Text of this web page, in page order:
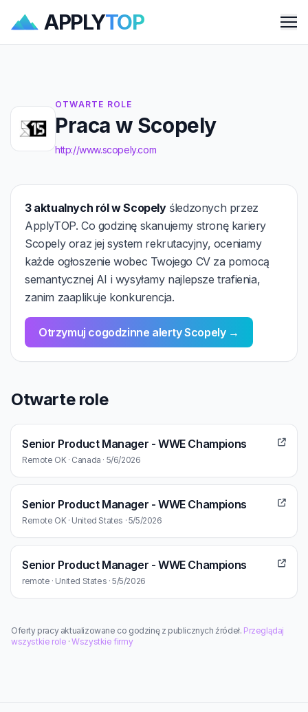
APPLYTOP
OTWARTE ROLE
Praca w Scopely
http://www.scopely.com
3 aktualnych ról w Scopelyśledzonych przez
ApplyTOP. Co godzinę skanujemy stronę kariery
Scopely oraz jej system rekrutacyjny, oceniamy
każde ogłoszenie wobec Twojego CV za pomocą
semantycznej AI i wysyłamy najlepsze trafienia,
zanim zaaplikuje konkurencja.
Otrzymuj cogodzinne alerty Scopely →
Otwarte role
Senior Product Manager - WWE Champions
Remote OK · Canada · 5/6/2026
Senior Product Manager - WWE Champions
Remote OK · United States · 5/5/2026
Senior Product Manager - WWE Champions
remote · United States · 5/5/2026
Oferty pracy aktualizowane co godzinę z publicznych źródeł. Przeglądaj
wszystkie role ·Wszystkie firmy